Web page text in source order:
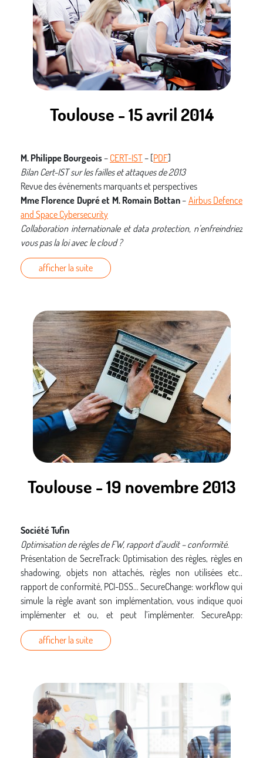
Toulouse - 15 avril 2014
M. Philippe Bourgeois– CERT-IST– [PDF]
Bilan Cert-IST sur les failles et attaques de 2013
Revue des événements marquants et perspectives
Mme Florence Dupré et M. Romain Bottan– Airbus Defence
and Space Cybersecurity
Collaboration internationale et data protection, n’enfreindriez
vous pas la loi avec le cloud ?
afficher la suite
Toulouse - 19 novembre 2013
Société Tufin
Optimisation de règles de FW, rapport d’audit – conformité.
Présentation de SecreTrack: Optimisation des règles, règles en
shadowing, objets non attachés, règles non utilisées etc..
rapport de conformité, PCI-DSS… SecureChange: workflow qui
simule la règle avant son implémentation, vous indique quoi
implémenter et ou, et peut l’implémenter. SecureApp:
référentiel applicatif qui lie les applications aux règles de FW.
Société Fire Eye
aujourd’hui. Alors que ces attaques utilisent des charges
malicieuses uniques, il est possible de les classifier sous
catégories et sous forme de campagnes d’attaques. Durant cet
atelier, FireEye dévoile son analyse quant à l’empreinte ADN de
ces attaques et fourni son analyse sur les différents acteurs
identifiés à ce jour.
afficher la suite